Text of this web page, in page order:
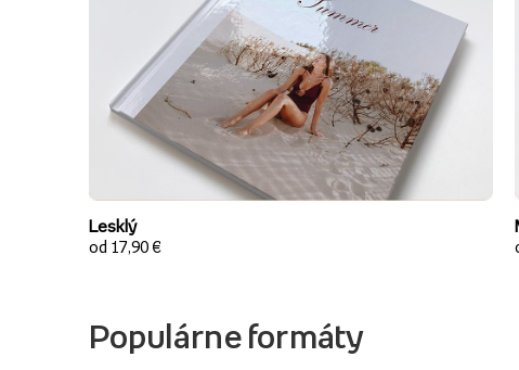
Lesklý
od 17,90 €
Populárne formáty